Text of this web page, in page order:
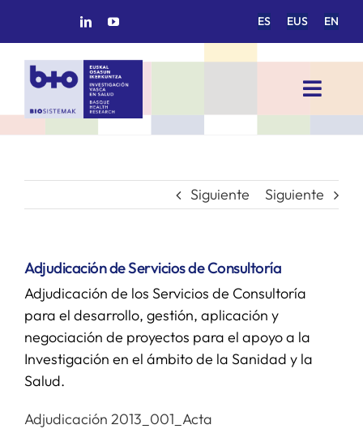
ES EUS EN
Toggle
INICIO
GRUPOS DE INVESTIGACIÓN
PROYECTOS/COLABORACIONES
Siguiente Siguiente
Adjudicación de Servicios de Consultoría
Adjudicación de los Servicios de Consultoría
para el desarrollo, gestión, aplicación y
negociación de proyectos para el apoyo a la
Investigación en el ámbito de la Sanidad y la
Salud.
Adjudicación 2013_001_Acta